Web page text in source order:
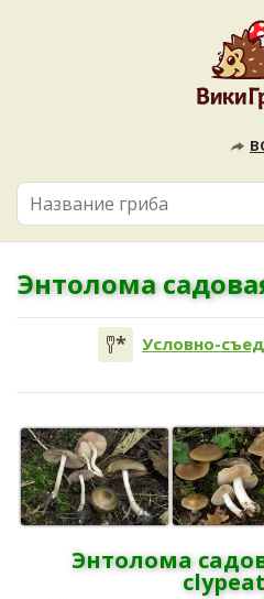
Энтолома
Условно-
Энтолома